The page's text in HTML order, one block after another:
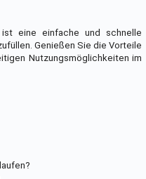
eine einfache und schnelle
Genießen Sie die Vorteile
Nutzungsmöglichkeiten im